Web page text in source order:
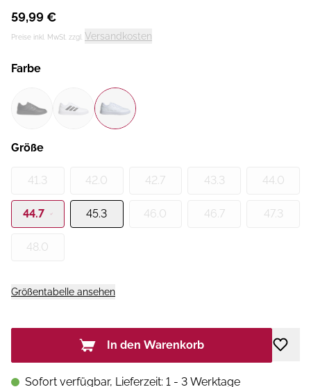
59,99 €
Preise inkl. MwSt. zzgl. Versandkosten
Farbe
Größe
41.3 42.0 42.7 43.3 44.0
44.7 45.3 46.0 46.7 47.3
48.0
Größentabelle ansehen
In den Warenkorb
Sofort verfügbar, Lieferzeit: 1 - 3 Werktage